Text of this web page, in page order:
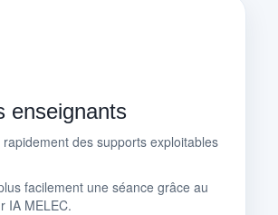
enseignants
des supports exploitables
facilement une séance grâce au
IA MELEC.